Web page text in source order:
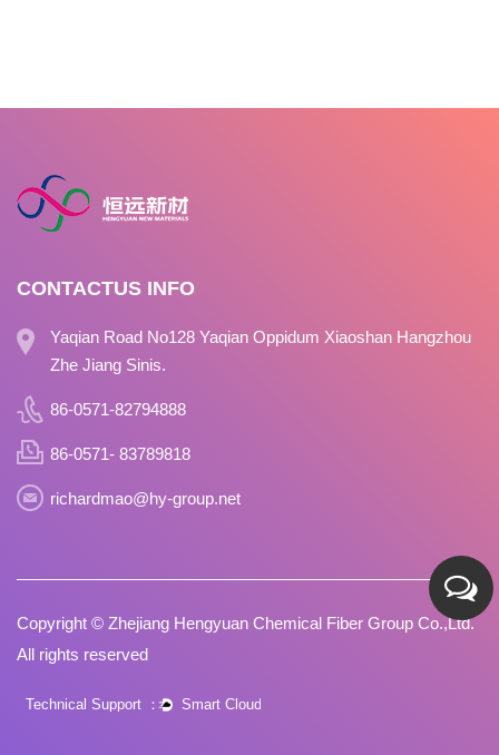
CONTACTUS INFO
Yaqian Road No128 Yaqian Oppidum Xiaoshan Hangzhou
Zhe Jiang Sinis.
86-0571-82794888
86-0571- 83789818
richardmao@hy-group.net
Copyright © Zhejiang Hengyuan Chemical Fiber Group Co.,Ltd.
All rights reserved